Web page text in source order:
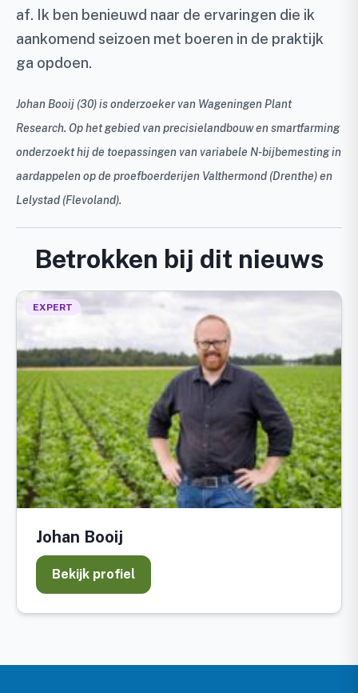
af. Ik ben benieuwd naar de ervaringen die ik
aankomend seizoen met boeren in de praktijk
ga opdoen.
Johan Booij (30) is onderzoeker van Wageningen Plant
Research. Op het gebied van precisielandbouw en smartfarming
onderzoekt hij de toepassingen van variabele N-bijbemesting in
aardappelen op de proefboerderijen Valthermond (Drenthe) en
Lelystad (Flevoland).
Betrokken bij dit nieuws
EXPERT
Johan Booij
Bekijk profiel